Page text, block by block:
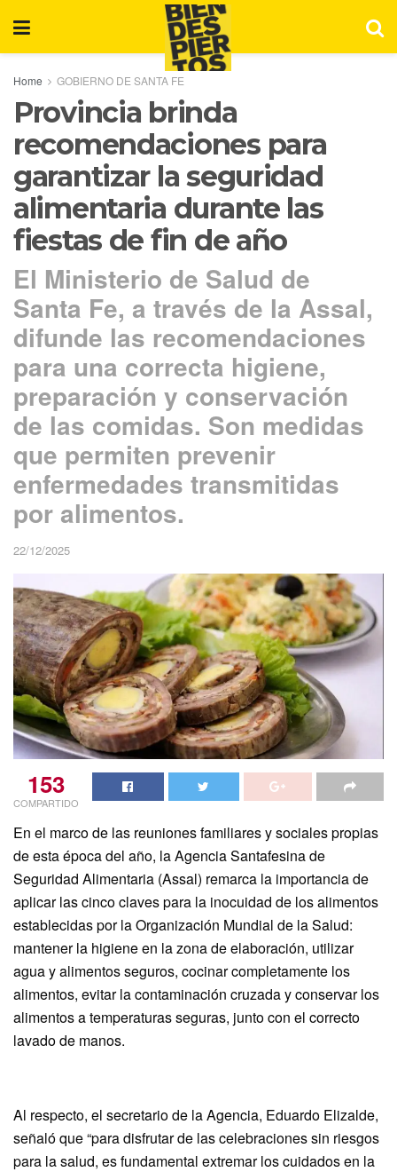
Home GOBIERNO DE SANTA FE
Provincia brinda
recomendaciones para
garantizar la seguridad
alimentaria durante las
fiestas de fin de año
El Ministerio de Salud de
Santa Fe, a través de la Assal,
difunde las recomendaciones
para una correcta higiene,
preparación y conservación
de las comidas. Son medidas
que permiten prevenir
enfermedades transmitidas
por alimentos.
22/12/2025
153
COMPARTIDO
En el marco de las reuniones familiares y sociales propias
de esta época del año, la Agencia Santafesina de
Seguridad Alimentaria (Assal) remarca la importancia de
aplicar las cinco claves para la inocuidad de los alimentos
establecidas por la Organización Mundial de la Salud:
mantener la higiene en la zona de elaboración, utilizar
agua y alimentos seguros, cocinar completamente los
alimentos, evitar la contaminación cruzada y conservar los
alimentos a temperaturas seguras, junto con el correcto
lavado de manos.
Al respecto, el secretario de la Agencia, Eduardo Elizalde,
señaló que “para disfrutar de las celebraciones sin riesgos
para la salud, es fundamental extremar los cuidados en la